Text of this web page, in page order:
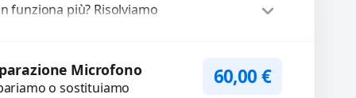
funziona più? Risolviamo
Microfono
o sostituiamo
60,00€